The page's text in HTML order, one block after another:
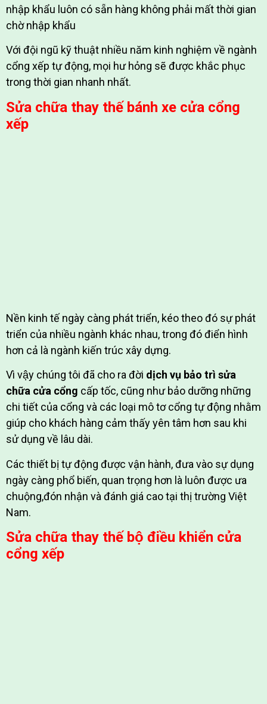
nhập khẩu luôn có sẵn hàng không phải mất thời gian
chờ nhập khẩu
Với đội ngũ kỹ thuật nhiều năm kinh nghiệm về ngành
cổng xếp tự động, mọi hư hỏng sẽ được khắc phục
trong thời gian nhanh nhất.
Sửa chữa thay thế bánh xe cửa cổng
xếp
Nền kinh tế ngày càng phát triển, kéo theo đó sự phát
triển của nhiều ngành khác nhau,trong đó điển hình
hơn cả là ngành kiến trúc xây dựng.
Vì vậy chúng tôi đã cho ra đời dịch vụ bảo trì sửa
chữa cửa cổng cấp tốc, cũng như bảo dưỡng những
chi tiết của cổng và các loại mô tơ cổng tự động nhằm
giúp cho khách hàng cảm thấy yên tâm hơn sau khi
sử dụng về lâu dài.
Các thiết bị tự động được vận hành, đưa vào sự dụng
ngày càng phổ biến, quan trọng hơn là luôn được ưa
chuộng,đón nhận và đánh giá cao tại thị trường Việt
Nam.
Sửa chữa thay thế bộ điều khiển cửa
cổng xếp